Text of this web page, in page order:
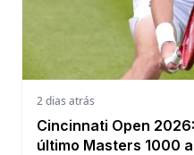
2 dias atrás
Cincinnati Open
último Masters 1000